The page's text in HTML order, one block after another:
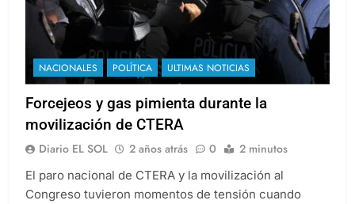
NACIONALES POLÍTICA ULTIMAS NOTICIAS
Forcejeos y gas pimienta durante la
movilización de CTERA
Diario EL SOL 2 años atrás 0 2 minutos
El paro nacional de CTERA y la movilización al
Congreso tuvieron momentos de tensión cuando